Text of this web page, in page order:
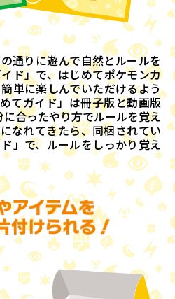
通りに遊んで自然とルールを
ド」で、はじめてポケモンカ
単に楽しんでいただけるよう
てガイド」は冊子版と動画版
合ったやり方でルールを覚え
なれてきたら、同梱されてい
」で、ルールをしっかり覚え